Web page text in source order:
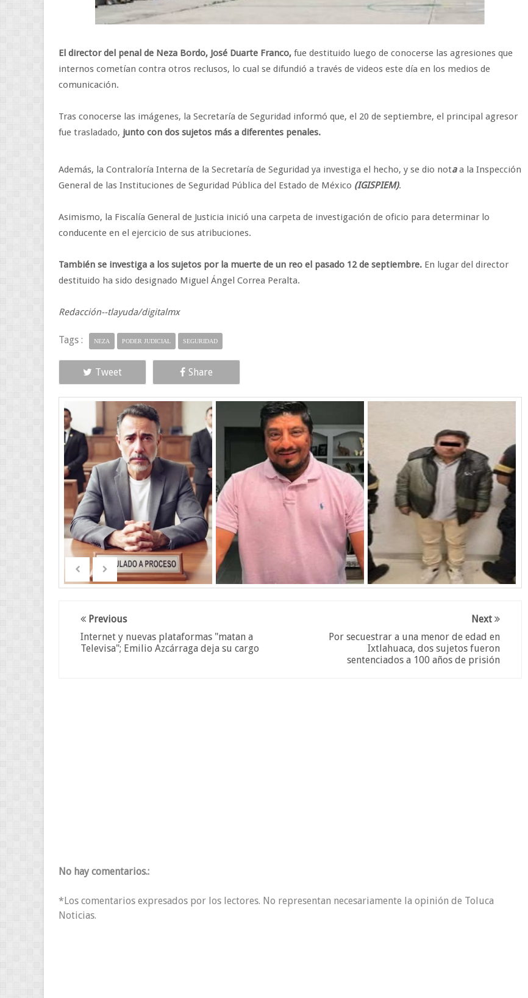
El director del penal de Neza Bordo, José Duarte Franco, fue destituido luego de conocerse las agresiones que
internos cometían contra otros reclusos, lo cual se difundió a través de videos este día en los medios de
comunicación.
Tras conocerse las imágenes, la Secretaría de Seguridad informó que, el 20 de septiembre, el principal agresor
fue trasladado, junto con dos sujetos más a diferentes penales.
Además, la Contraloría Interna de la Secretaría de Seguridad ya investiga el hecho, y se dio notaa la Inspección
General de las Instituciones de Seguridad Pública del Estado de México (IGISPIEM).
Asimismo, la Fiscalía General de Justicia inició una carpeta de investigación de oficio para determinar lo
conducente en el ejercicio de sus atribuciones.
También se investiga a los sujetos por la muerte de un reo el pasado 12 de septiembre. En lugar del director
destituido ha sido designado Miguel Ángel Correa Peralta.
Redacción--tlayuda/digitalmx
Tags : NEZA PODER JUDICIAL SEGURIDAD
Tweet Share
Next
Por secuestrar a una menor de edad en
Ixtlahuaca, dos sujetos fueron
sentenciados a 100 años de prisión
Previous
Internet y nuevas plataformas "matan a
Televisa"; Emilio Azcárraga deja su cargo
No hay comentarios.:
*Los comentarios expresados por los lectores. No representan necesariamente la opinión de Toluca
Noticias.